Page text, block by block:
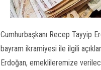
Cumhurbaşkanı Recep Tayyip
bayram ikramiyesi ile ilgili
Erdoğan, emeklileremize